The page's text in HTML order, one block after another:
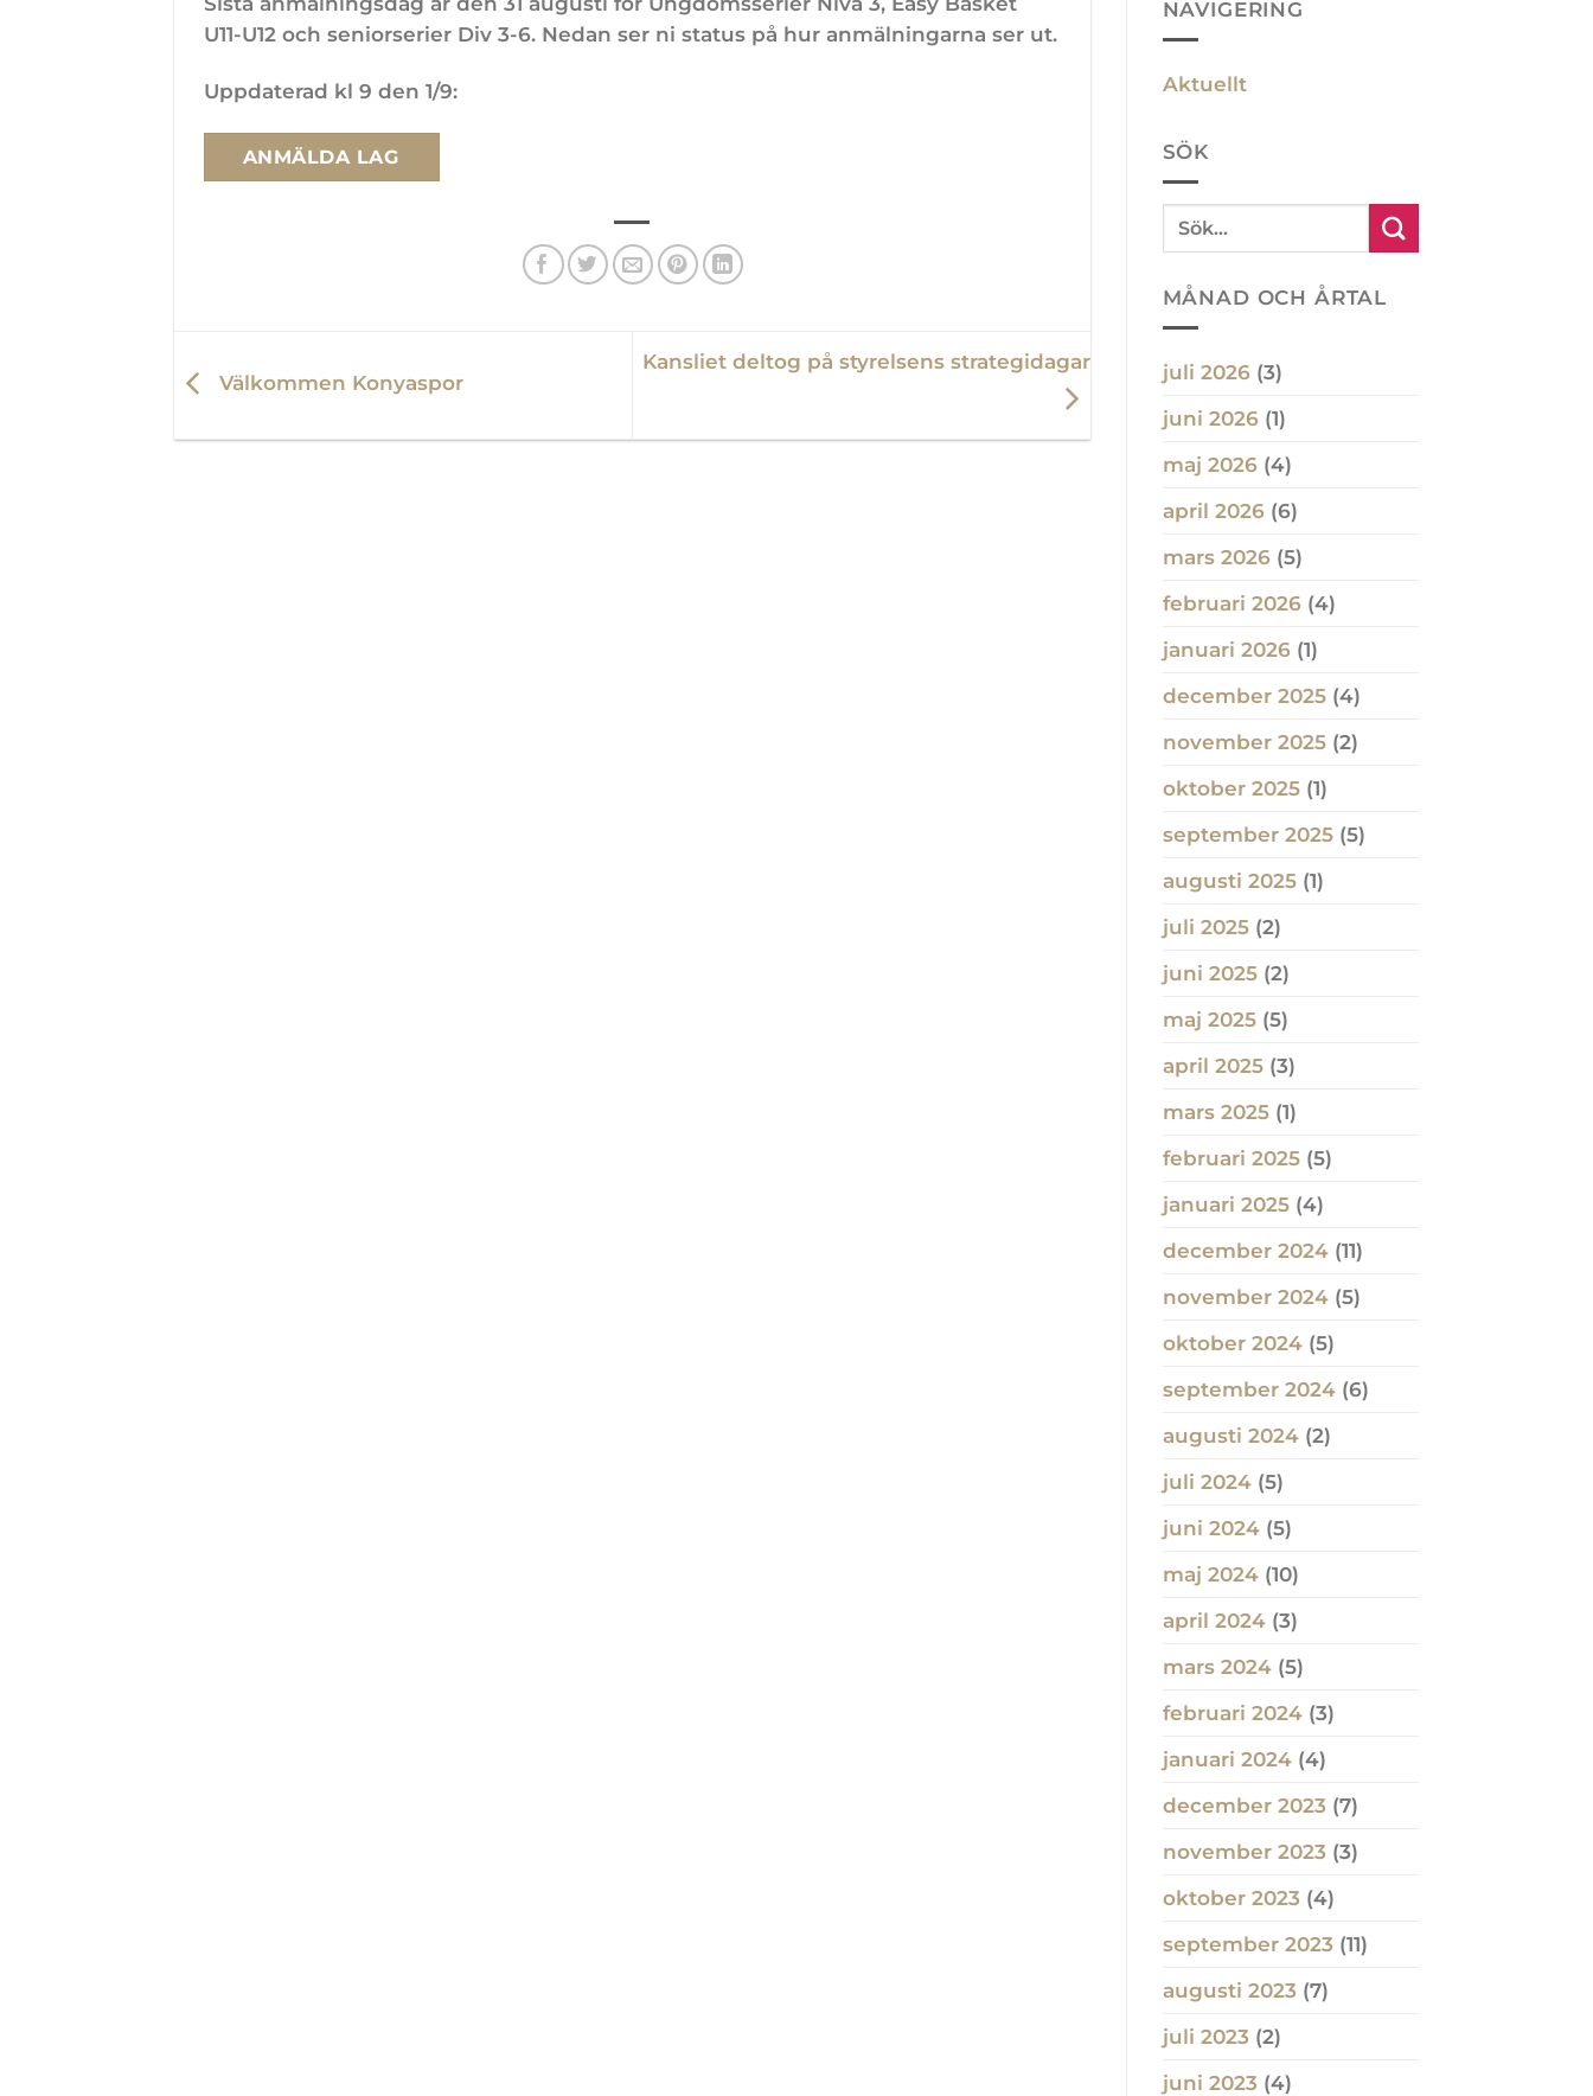
U11-U12 och seniorserier Div 3-6. Nedan ser ni status på hur anmälningarna ser ut.
Uppdaterad kl 9 den 1/9:
ANMÄLDA LAG
Välkommen Konyaspor
Kansliet deltog på styrelsens strategidagar
NAVIGERING
Aktuellt
SÖK
MÅNAD OCH ÅRTAL
juli 2026(3)
juni 2026(1)
maj 2026(4)
april 2026(6)
mars 2026(5)
februari 2026(4)
januari 2026(1)
december 2025(4)
november 2025(2)
oktober 2025(1)
september 2025(5)
augusti 2025(1)
juli 2025(2)
juni 2025(2)
maj 2025(5)
april 2025(3)
mars 2025(1)
februari 2025(5)
januari 2025(4)
december 2024(11)
november 2024(5)
oktober 2024(5)
september 2024(6)
augusti 2024(2)
juli 2024(5)
juni 2024(5)
maj 2024(10)
april 2024(3)
mars 2024(5)
februari 2024(3)
januari 2024(4)
december 2023 (7)
november 2023 (3)
oktober 2023 (4)
september 2023 (11)
augusti 2023 (7)
juli 2023 (2)
juni 2023 (4)